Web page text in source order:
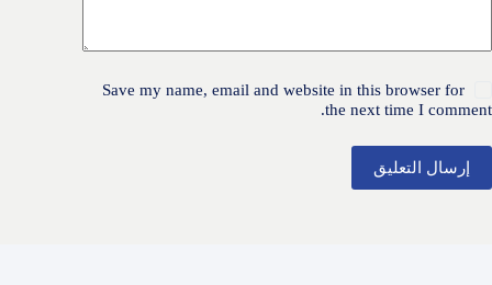
Save my name, email and website in this browser for
the next time I comment.
إرسال التعليق